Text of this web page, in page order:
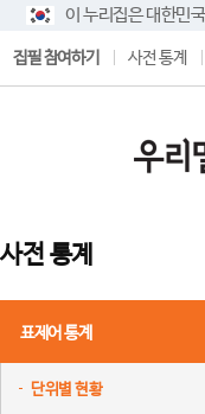
이 누리집은 대한민
집필 참여하기 사전 통계
사전 통계
표제어 통계
단위별 현황